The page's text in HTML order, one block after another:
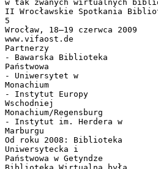
w tak zwanych wirtualnych
II Wrocławskie Spotkania
5
Wrocław, 18–19 czerwca 2009
www.vifaost.de
Partnerzy
- Bawarska Biblioteka
Państwowa
- Uniwersytet w
Monachium
- Instytut Europy
Wschodniej
Monachium/Regensburg
- Instytut im. Herdera w
Marburgu
Od roku 2008: Biblioteka
Uniwersytecka i
Państwowa w Getyndze